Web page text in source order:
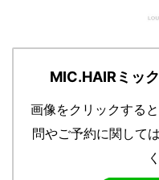
MIC.HAIRミッ
画像をクリックする
問やご予約に関して